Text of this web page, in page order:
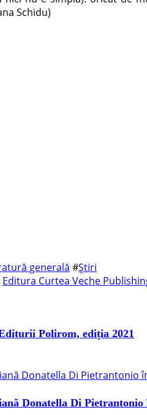
Schidu)
generală #Știri
Editura Curtea Veche
Polirom, ediția 2021
Donatella Di Pietrantonio